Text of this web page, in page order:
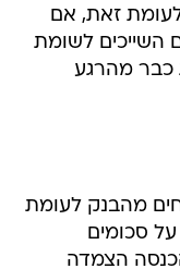
ריבית רק מתחילת 2002. לעומת זאת, אם
השייכים לשומת
כבר מהרגע
מהבנק לעומת
סכומים
הצמדה